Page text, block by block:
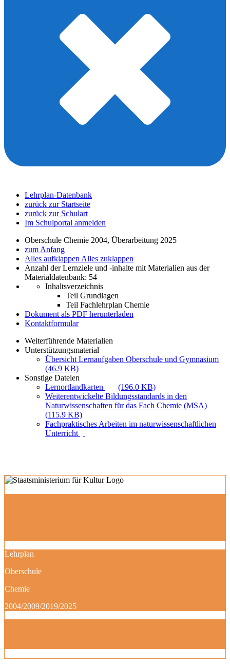
Lehrplan-Datenbank
zurück zur Startseite
zurück zur Schulart
Im Schulportal anmelden
Oberschule Chemie 2004, Überarbeitung 2025
zum Anfang
Alles aufklappen Alles zuklappen
Anzahl der Lernziele und -inhalte mit Materialien aus der
Materialdatenbank: 54
Inhaltsverzeichnis
Teil Grundlagen
Teil Fachlehrplan Chemie
Dokument als PDF herunterladen
Kontaktformular
Weiterführende Materialien
Unterstützungsmaterial
Übersicht Lernaufgaben Oberschule und Gymnasium
(46.9 KB)
Sonstige Dateien
Lernortlandkarten
(196.0 KB)
Weiterentwickelte Bildungsstandards in den
Naturwissenschaften für das Fach Chemie (MSA)
(115.9 KB)
Fachpraktisches Arbeiten im naturwissenschaftlichen
Unterricht
Lehrplan
Oberschule
Chemie
2004/2009/2019/2025